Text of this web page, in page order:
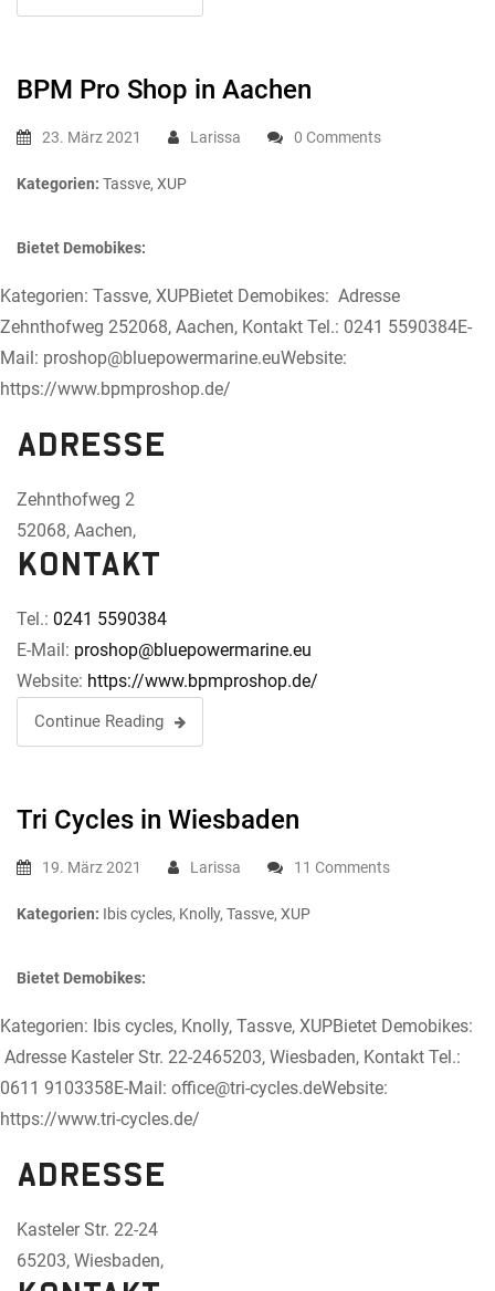
BPM Pro Shop in Aachen
23. März 2021 Larissa 0 Comments
Kategorien: Tassve, XUP
Bietet Demobikes:
Kategorien: Tassve, XUPBietet Demobikes: Adresse
Zehnthofweg 252068, Aachen, Kontakt Tel.: 0241 5590384E-
Mail: proshop@bluepowermarine.euWebsite:
https://www.bpmproshop.de/
Adresse
Zehnthofweg 2
52068, Aachen,
Kontakt
Tel.: 0241 5590384
E-Mail: proshop@bluepowermarine.eu
Website: https://www.bpmproshop.de/
Continue Reading
Tri Cycles in Wiesbaden
19. März 2021 Larissa 11 Comments
Kategorien: Ibis cycles, Knolly, Tassve, XUP
Bietet Demobikes:
Kategorien: Ibis cycles, Knolly, Tassve, XUPBietet Demobikes:
Adresse Kasteler Str. 22-2465203, Wiesbaden, Kontakt Tel.:
0611 9103358E-Mail: office@tri-cycles.deWebsite:
https://www.tri-cycles.de/
Adresse
Kasteler Str. 22-24
65203, Wiesbaden,